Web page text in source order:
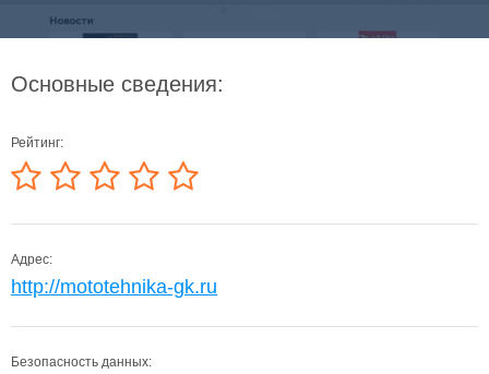
Основные сведения:
Рейтинг:
Адрес:
http://mototehnika-gk.ru
Безопасность данных: